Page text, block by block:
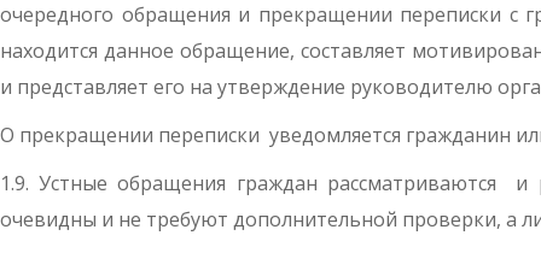
очередного обращения и прекращении переписки с
находится данное обращение, составляет
и представляет его на утверждение руководителю
О прекращении переписки уведомляется гражданин
1.9. Устные обращения граждан рассматриваются
очевидны и не требуют дополнительной проверки, а